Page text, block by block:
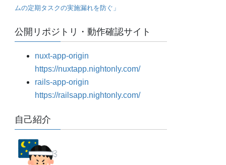
ムの定期タスクの実施漏れを防ぐ」
公開リポジトリ・動作確認サイト
nuxt-app-origin
https://nuxtapp.nightonly.com/
rails-app-origin
https://railsapp.nightonly.com/
自己紹介